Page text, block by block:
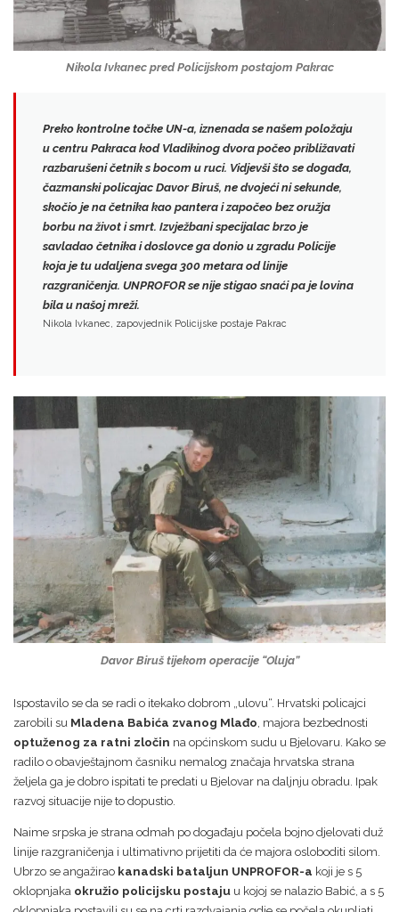
Nikola Ivkanec pred Policijskom postajom Pakrac
Preko kontrolne točke UN-a, iznenada se našem položaju
u centru Pakraca kod Vladikinog dvora počeo približavati
razbarušeni četnik s bocom u ruci. Vidjevši što se događa,
čazmanski policajac Davor Biruš, ne dvojeći ni sekunde,
skočio je na četnika kao pantera izapočeo bez oružja
borbu na život i smrt. Izvježbani specijalac brzo je
savladao četnika i doslovce ga donio u zgradu Policije
koja je tu udaljena svega 300 metara od linije
razgraničenja. UNPROFOR se nije stigao snaćipa je lovina
bila u našoj mreži.
Nikola Ivkanec, zapovjednik Policijske postaje Pakrac
Davor Biruš tijekom operacije “Oluja”
Ispostavilo se da se radi o itekako dobrom „ulovu“. Hrvatski policajci
zarobili su Mladena Babića zvanog Mlađo, majora bezbednosti
optuženog za ratni zločin na općinskom sudu u Bjelovaru. Kako se
radilo o obavještajnom časniku nemalog značaja hrvatska strana
željela ga je dobro ispitati te predati u Bjelovar na daljnju obradu. Ipak
razvoj situacije nije to dopustio.
Naime srpska je strana odmah po događaju počela bojno djelovati duž
linije razgraničenja i ultimativno prijetiti da će majora osloboditi silom.
Ubrzo se angažirao kanadski bataljun UNPROFOR-a koji je s 5
oklopnjaka okružio policijsku postaju u kojoj se nalazio Babić, a s 5